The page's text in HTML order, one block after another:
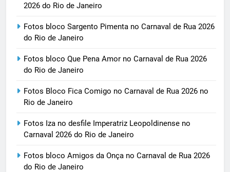
2026 do Rio de Janeiro
Fotos bloco Sargento Pimenta no Carnaval de Rua 2026
do Rio de Janeiro
Fotos bloco Que Pena Amor no Carnaval de Rua 2026
do Rio de Janeiro
Fotos Bloco Fica Comigo no Carnaval de Rua 2026 no
Rio de Janeiro
Fotos Iza no desfile Imperatriz Leopoldinense no
Carnaval 2026 do Rio de Janeiro
Fotos bloco Amigos da Onça no Carnaval de Rua 2026
do Rio de Janeiro